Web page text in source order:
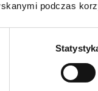
podczas